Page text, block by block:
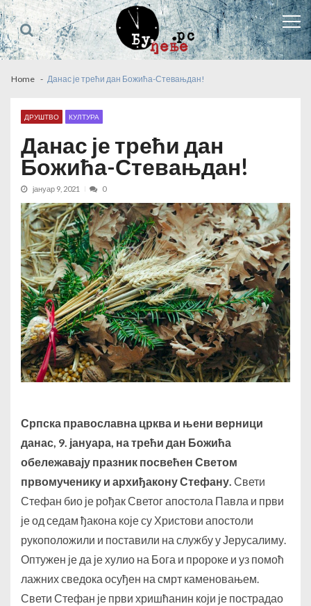
Skip
to
navigation
Skip
to
content
Home Данас је трећи дан Божића-Стевањдан!
ДРУШТВО КУЛТУРА
Данас је трећи дан
Божића-Стевањдан!
јануар 9, 2021 0
Српска православна црква и њени верници
данас, 9. јануара, на трећи дан Божића
обележавају празник посвећен Светом
првомученику и архиђакону Стефану. Свети
Стефан био је рођак Светог апостола Павла и први
је од седам ђакона које су Христови апостоли
рукоположили и поставили на службу у Јерусалиму.
Оптужен је да је хулио на Бога и пророке и уз помоћ
лажних сведока осуђен на смрт каменовањем.
Свети Стефан је први хришћанин који је пострадао